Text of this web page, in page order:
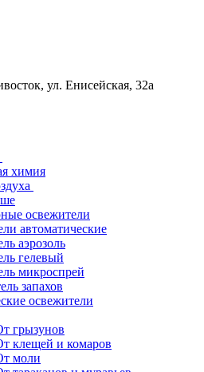
ул. Енисейская, 32а
химия
освежители
автоматические
аэрозоль
гелевый
микроспрей
запахов
освежители
грызунов
клещей и комаров
моли